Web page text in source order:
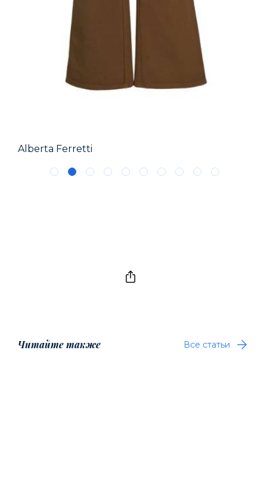
Alberta Ferretti
Читайте также Все статьи